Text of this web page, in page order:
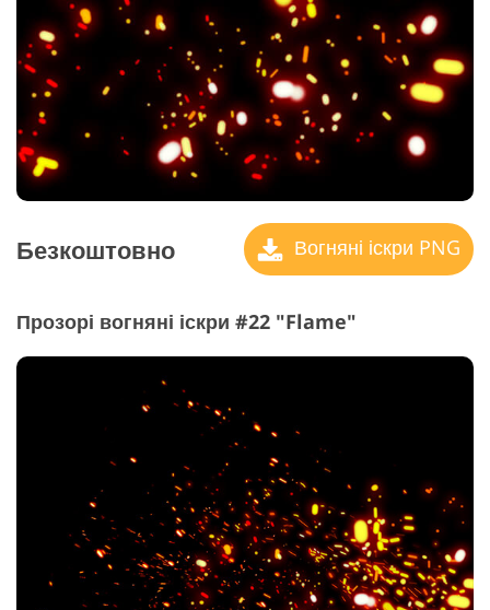
Безкоштовно Вогняні іскри PNG
Прозорі вогняні іскри #22 "Flame"